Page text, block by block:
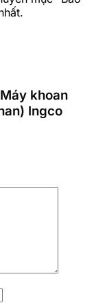
khoan
Ingco